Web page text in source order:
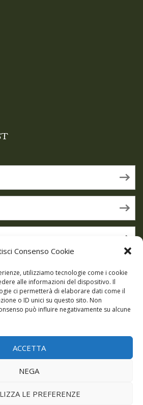
Consenso Cookie
utilizziamo tecnologie come i cookie
alle informazioni del dispositivo. Il
ci permetterà di elaborare dati come il
o ID unici su questo sito. Non
può influire negativamente su alcune
ACCETTA
NEGA
LE PREFERENZE
|Theme:
Podcast Cookie Policy (UE)